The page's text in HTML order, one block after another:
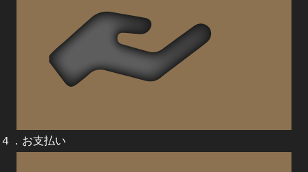
４．お支払い